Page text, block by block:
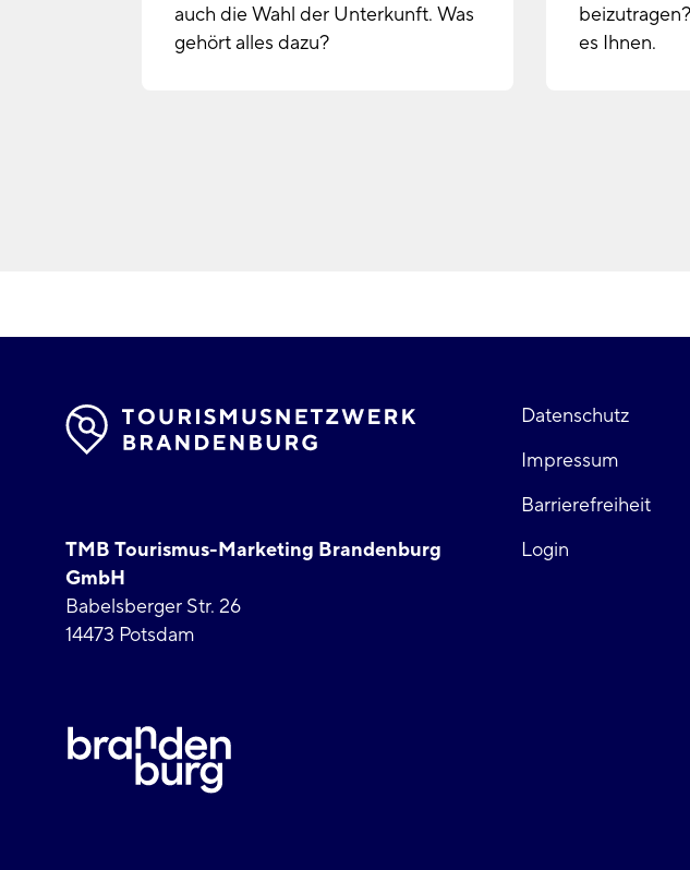
auch die Wahl der Unterkunft. Was
gehört alles dazu?
es Ihnen.
TMB Tourismus-Marketing Brandenburg
GmbH
Babelsberger Str. 26
14473 Potsdam
Fußzeile
links
Datenschutz
Impressum
Barrierefreiheit
Login